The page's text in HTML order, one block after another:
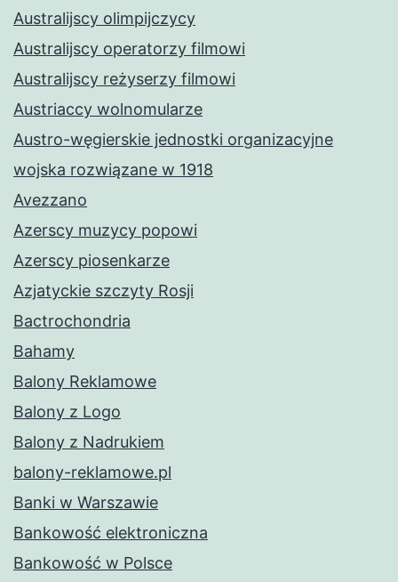
Australijscy olimpijczycy
Australijscy operatorzy filmowi
Australijscy reżyserzy filmowi
Austriaccy wolnomularze
Austro-węgierskie jednostki organizacyjne
wojska rozwiązane w 1918
Avezzano
Azerscy muzycy popowi
Azerscy piosenkarze
Azjatyckie szczyty Rosji
Bactrochondria
Bahamy
Balony Reklamowe
Balony z Logo
Balony z Nadrukiem
balony-reklamowe.pl
Banki w Warszawie
Bankowość elektroniczna
Bankowość w Polsce